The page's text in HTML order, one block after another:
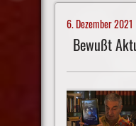
6. Dezember 2021
Bewußt